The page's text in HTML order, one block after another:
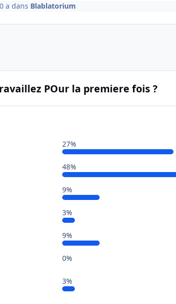
a dans Blablatorium
POur la premiere fois ?
27%
48%
9%
3%
9%
0%
3%